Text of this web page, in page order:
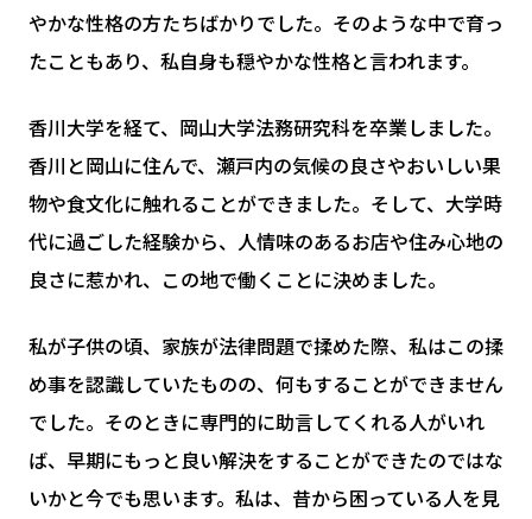
やかな性格の方たちばかりでした。そのような中で育っ
たこともあり、私自身も穏やかな性格と言われます。
香川大学を経て、岡山大学法務研究科を卒業しました。
香川と岡山に住んで、瀬戸内の気候の良さやおいしい果
物や食文化に触れることができました。そして、大学時
代に過ごした経験から、人情味のあるお店や住み心地の
良さに惹かれ、この地で働くことに決めました。
私が子供の頃、家族が法律問題で揉めた際、私はこの揉
め事を認識していたものの、何もすることができません
でした。そのときに専門的に助言してくれる人がいれ
ば、早期にもっと良い解決をすることができたのではな
いかと今でも思います。私は、昔から困っている人を見